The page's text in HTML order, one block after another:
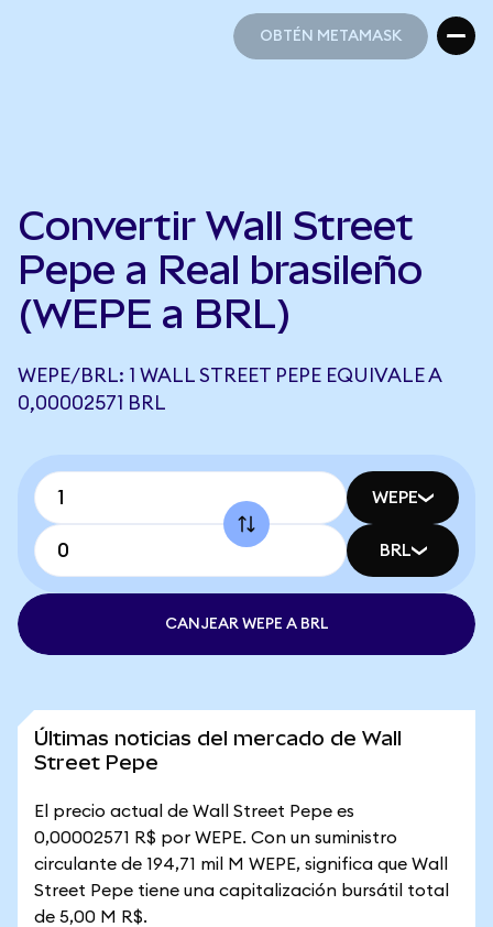
OBTÉN METAMASK
Convertir Wall Street
Pepe a Real brasileño
(WEPE a BRL)
WEPE/BRL: 1 WALL STREET PEPE EQUIVALE A
0,00002571 BRL
WEPE
BRL
CANJEAR WEPE A BRL
Últimas noticias del mercado de Wall
Street Pepe
El precio actual de Wall Street Pepe es
0,00002571 R$ por WEPE. Con un suministro
circulante de 194,71 mil M WEPE, significa que Wall
Street Pepe tiene una capitalización bursátil total
de 5,00 M R$.